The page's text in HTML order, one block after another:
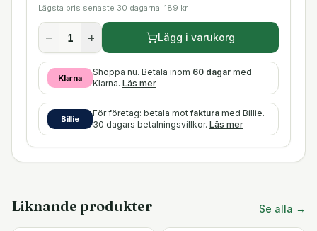
Lägsta pris senaste 30 dagarna: 189 kr
− + Lägg i varukorg
Klarna
Shoppa nu. Betala inom 60 dagar med
Klarna. Läs mer
Billie
För företag: betala motfaktura med Billie.
30 dagars betalningsvillkor. Läs mer
Liknande produkter Se alla →